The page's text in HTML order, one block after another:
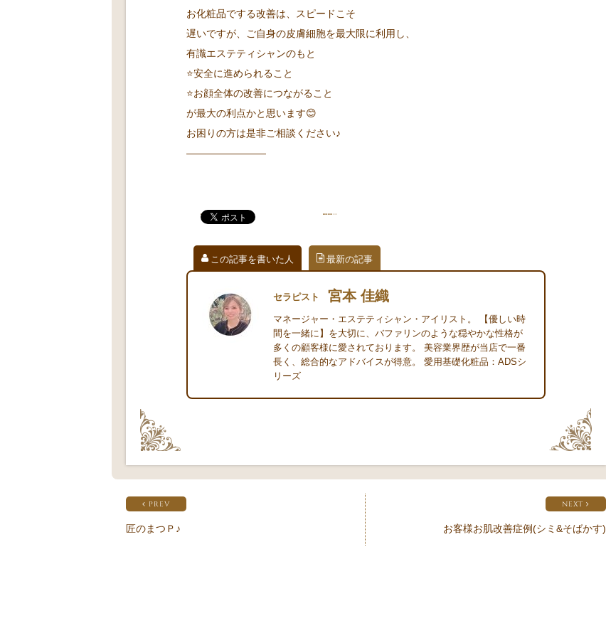
お化粧品でする改善は、スピードこそ
遅いですが、ご自身の皮膚細胞を最大限に利用し、
有識エステティシャンのもと
⭐️安全に進められること
⭐️お顔全体の改善につながること
が最大の利点かと思います😊
お困りの方は是非ご相談ください♪
————————
この記事を書いた人 最新の記事
セラピスト 宮本 佳織
マネージャー・エステティシャン・アイリスト。 【優しい時
間を一緒に】を大切に、バファリンのような穏やかな性格が
多くの顧客様に愛されております。 美容業界歴が当店で一番
長く、総合的なアドバイスが得意。 愛用基礎化粧品：ADSシ
リーズ
PREV
匠のまつＰ♪
NEXT
お客様お肌改善症例(シミ&そばかす)